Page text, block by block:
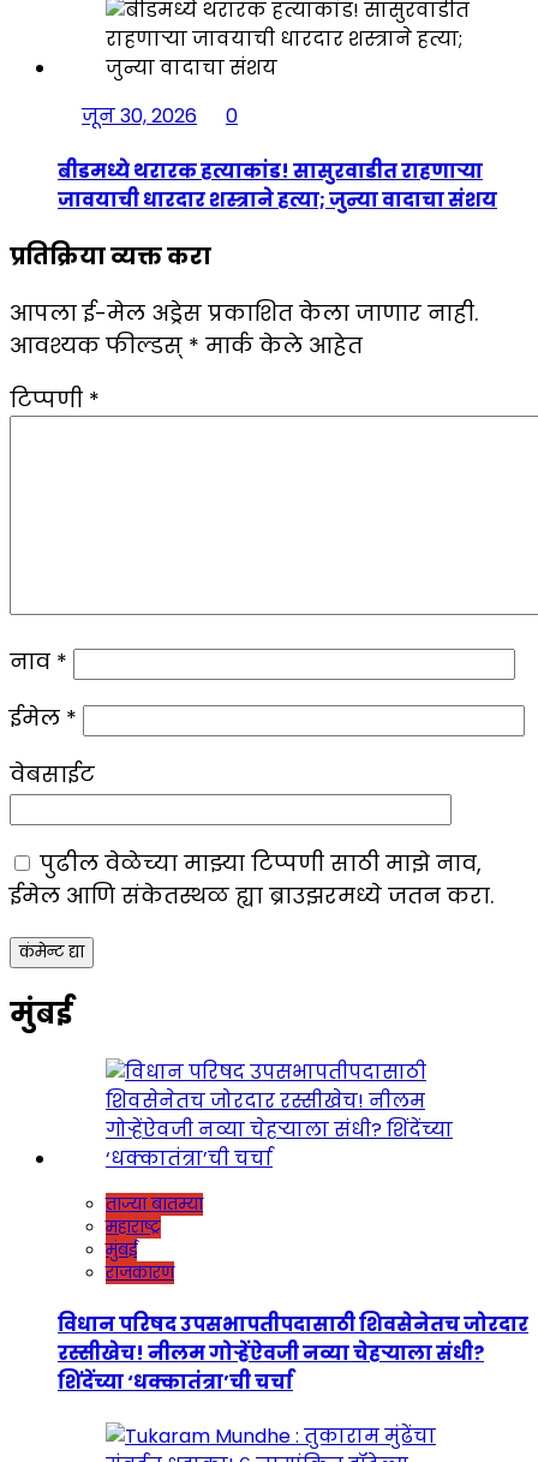
जून 30, 2026
0
बीडमध्ये थरारक हत्याकांड! सासुरवाडीत राहणाऱ्या
जावयाची धारदार शस्त्राने हत्या; जुन्या वादाचा संशय
प्रतिक्रिया व्यक्त करा
आपला ई-मेल अड्रेस प्रकाशित केला जाणार नाही.
आवश्यक फील्डस् * मार्क केले आहेत
टिप्पणी *
नाव *
ईमेल *
वेबसाईट
पुढील वेळेच्या माझ्या टिप्पणी साठी माझे नाव,
ईमेल आणि संकेतस्थळ ह्या ब्राउझरमध्ये जतन करा.
मुंबई
ताज्या बातम्या
महाराष्ट्र
मुंबई
राजकारण
विधान परिषद उपसभापतीपदासाठी शिवसेनेतच जोरदार
रस्सीखेच! नीलम गोऱ्हेंऐवजी नव्या चेहऱ्याला संधी?
शिंदेंच्या ‘धक्कातंत्रा’ची चर्चा